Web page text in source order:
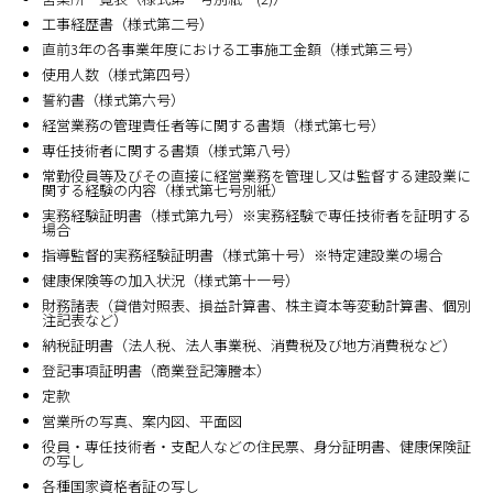
工事経歴書（様式第二号）
直前3年の各事業年度における工事施工金額（様式第三号）
使用人数（様式第四号）
誓約書（様式第六号）
経営業務の管理責任者等に関する書類（様式第七号）
専任技術者に関する書類（様式第八号）
常勤役員等及びその直接に経営業務を管理し又は監督する建設業に
関する経験の内容（様式第七号別紙）
実務経験証明書（様式第九号）※実務経験で専任技術者を証明する
場合
指導監督的実務経験証明書（様式第十号）※特定建設業の場合
健康保険等の加入状況（様式第十一号）
財務諸表（貸借対照表、損益計算書、株主資本等変動計算書、個別
注記表など）
納税証明書（法人税、法人事業税、消費税及び地方消費税など）
登記事項証明書（商業登記簿謄本）
定款
営業所の写真、案内図、平面図
役員・専任技術者・支配人などの住民票、身分証明書、健康保険証
の写し
各種国家資格者証の写し